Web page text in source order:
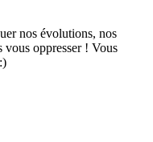
nos évolutions, nos
vous oppresser ! Vous